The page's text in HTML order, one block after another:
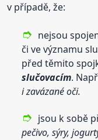
v případě, že:
nejsou
či ve významu
před těmito
slučovacím.
i zavázané oči.
jsou k sobě
pečivo, sýry,